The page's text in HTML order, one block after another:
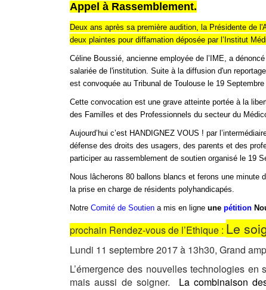
Appel à Rassemblement.
Deux ans après sa première audition, la Présidente de
deux plaintes pour diffamation déposée par l’Institut
Céline Boussié, ancienne employée de l’IME, a
salariée de l'institution. Suite à la diffusion d'un
est convoquée au Tribunal de Toulouse le 19
Cette convocation est une grave atteinte portée à la
des Familles et des Professionnels du secteur du
Aujourd’hui c’est HANDIGNEZ VOUS ! par
défense des droits des usagers, des parents et des
participer au rassemblement de soutien organisé le 19
Nous lâcherons 80 ballons blancs et ferons une minute
la prise en charge de résidents polyhandicapés.
Notre Comité de Soutien a mis en ligne une pétition
prochain Rendez-vous de l’Ethique : Le
Lundi 11 septembre 2017 à 13h30, Grand
L’émergence des nouvelles technologies
mais aussi de soigner. La combinaison